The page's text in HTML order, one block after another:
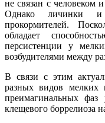
не связан с человеком
Однако личинки
прокормителей.
обладает
персистенции у
возбудителями между
В связи с этим
разных видов мелких
преимагинальных
клещевого боррелиоза